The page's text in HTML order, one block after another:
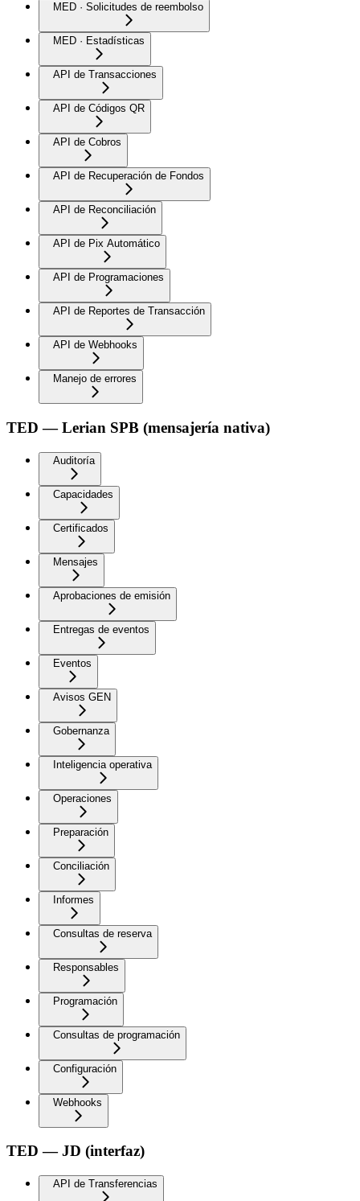
MED · Solicitudes de reembolso
MED · Estadísticas
API de Transacciones
API de Códigos QR
API de Cobros
API de Recuperación de Fondos
API de Reconciliación
API de Pix Automático
API de Programaciones
API de Reportes de Transacción
API de Webhooks
Manejo de errores
TED — Lerian SPB (mensajería nativa)
Auditoría
Capacidades
Certificados
Mensajes
Aprobaciones de emisión
Entregas de eventos
Eventos
Avisos GEN
Gobernanza
Inteligencia operativa
Operaciones
Preparación
Conciliación
Informes
Consultas de reserva
Responsables
Programación
Consultas de programación
Configuración
Webhooks
TED — JD (interfaz)
API de Transferencias